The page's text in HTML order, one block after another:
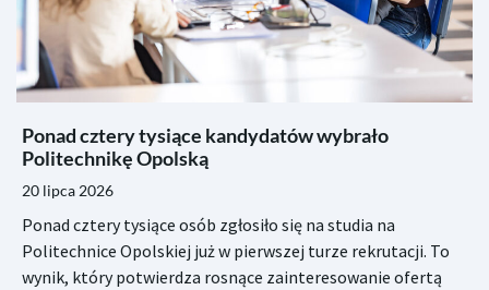
Ponad cztery tysiące kandydatów wybrało
Politechnikę Opolską
20 lipca 2026
Ponad cztery tysiące osób zgłosiło się na studia na
Politechnice Opolskiej już w pierwszej turze rekrutacji. To
wynik, który potwierdza rosnące zainteresowanie ofertą